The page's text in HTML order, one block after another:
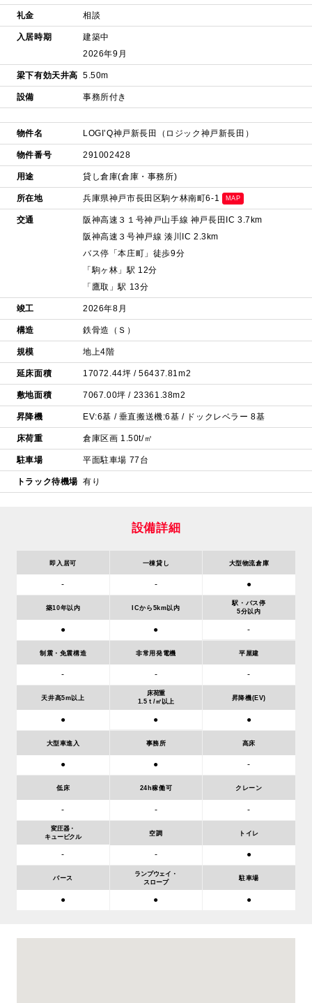
礼金 相談
入居時期
建築中
2026年9月
梁下有効天井高 5.50m
設備 事務所付き
物件名 LOGI’Q神戸新長田（ロジック神戸新長田）
物件番号 291002428
用途 貸し倉庫(倉庫・事務所)
所在地 兵庫県神戸市長田区駒ケ林南町6-1 MAP
交通
阪神高速３１号神戸山手線 神戸長田IC 3.7km
阪神高速３号神戸線 湊川IC 2.3km
バス停「本庄町」徒歩9分
「駒ヶ林」駅 12分
「鷹取」駅 13分
竣工 2026年8月
構造 鉄骨造（Ｓ）
規模 地上4階
延床面積 17072.44坪 / 56437.81m2
敷地面積 7067.00坪 / 23361.38m2
昇降機 EV:6基 / 垂直搬送機:6基 / ドックレベラー 8基
床荷重 倉庫区画 1.50t/㎡
駐車場 平面駐車場 77台
トラック待機場 有り
設備詳細
即入居可
-
一棟貸し
-
大型物流倉庫
●
築10年以内
●
ICから5km以内
●
駅・バス停
5分以内
-
制震・免震構造
-
非常用発電機
-
平屋建
-
天井高5m以上
●
床荷重
1.5ｔ/㎡以上
●
昇降機(EV)
●
大型車進入
●
事務所
●
高床
-
低床
-
24h稼働可
-
クレーン
-
変圧器・
キュービクル
-
空調
-
トイレ
●
バース
●
ランプウェイ・
スロープ
●
駐車場
●